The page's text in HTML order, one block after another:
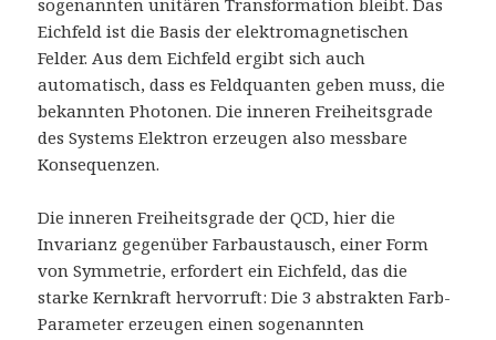
sogenannten unitären Transformation bleibt. Das
Eichfeld ist die Basis der elektromagnetischen
Felder. Aus dem Eichfeld ergibt sich auch
automatisch, dass es Feldquanten geben muss, die
bekannten Photonen. Die inneren Freiheitsgrade
des Systems Elektron erzeugen also messbare
Konsequenzen.
Die inneren Freiheitsgrade der QCD, hier die
Invarianz gegenüber Farbaustausch, einer Form
von Symmetrie, erfordert ein Eichfeld, das die
starke Kernkraft hervorruft: Die 3 abstrakten Farb-
Parameter erzeugen einen sogenannten